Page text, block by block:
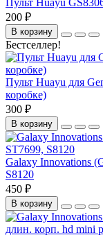
Пульт Huayu
200 ₽
В корзину
Бестселлер!
Пульт Huayu для
коробке)
300 ₽
В корзину
Galaxy Innovations
S8120
450 ₽
В корзину